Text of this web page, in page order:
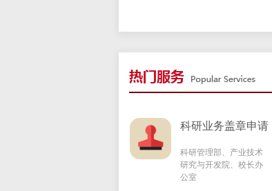
科研业务盖章申请
科研管理部、产业技术
研究与开发院、校长办
公室